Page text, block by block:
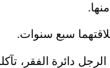
سبع سنوات.
دائرة الفقر،